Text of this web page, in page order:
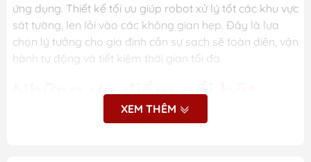
ứng dụng. Thiết kế tối ưu giúp robot xử lý tốt các khu vực
sát tường, len lỏi vào các không gian hẹp. Đây là lựa
chọn lý tưởng cho gia đình cần sự sạch sẽ toàn diện, vận
hành tự động và tiết kiệm thời gian tối đa.
Những ưu điểm nổi bật
của Robot hút bụi lau nhà
XEM THÊM